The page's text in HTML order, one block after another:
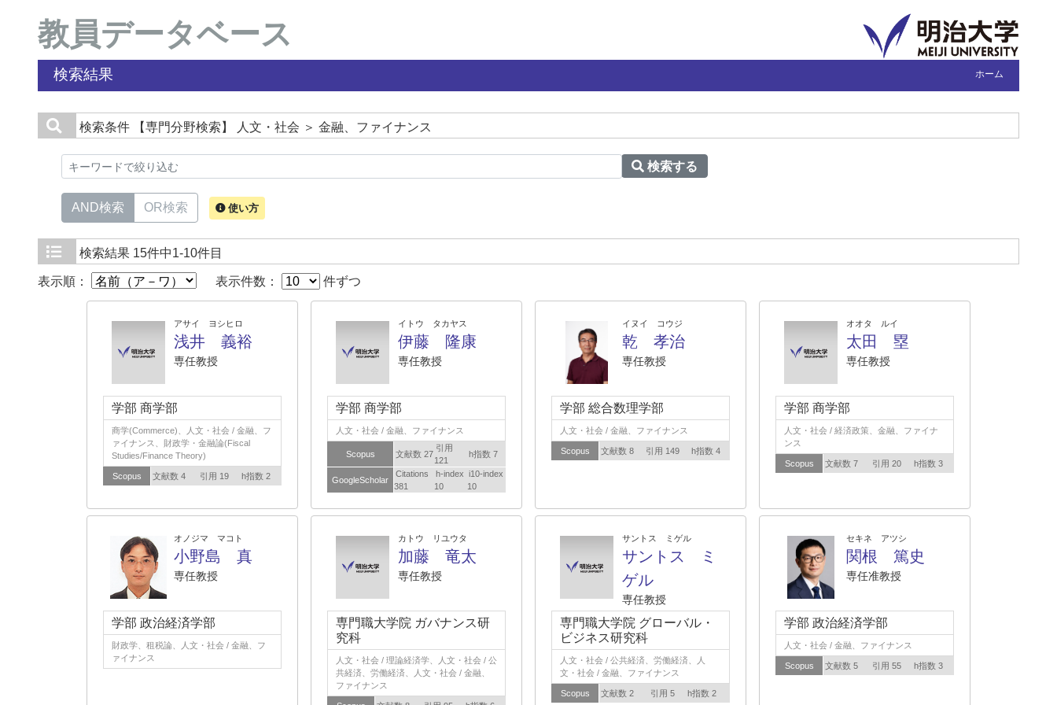
教員データベース
検索結果 ホーム
検索条件 【専門分野検索】 人文・社会 ＞ 金融、ファイナンス
検索する
AND検索 OR検索 使い方
検索結果 15件中1-10件目
表示順： 表示件数： 件ずつ
アサイ ヨシヒロ
浅井 義裕
専任教授
学部 商学部
商学(Commerce)、人文・社会 / 金融、フ
ァイナンス、財政学・金融論(Fiscal
Studies/Finance Theory)
Scopus 文献数 4 引用 19 h指数 2
イトウ タカヤス
伊藤 隆康
専任教授
学部 商学部
人文・社会 / 金融、ファイナンス
Scopus 文献数 27
引用
121
h指数 7
GoogleScholar
Citations
381
h-index
10
i10-index
10
イヌイ コウジ
乾 孝治
専任教授
学部 総合数理学部
人文・社会 / 金融、ファイナンス
Scopus 文献数 8 引用 149 h指数 4
オオタ ルイ
太田 塁
専任教授
学部 商学部
人文・社会 / 経済政策、金融、ファイナ
ンス
Scopus 文献数 7 引用 20 h指数 3
オノジマ マコト
小野島 真
専任教授
学部 政治経済学部
財政学、租税論、人文・社会 / 金融、フ
ァイナンス
カトウ リユウタ
加藤 竜太
専任教授
専門職大学院 ガバナンス研
究科
人文・社会 / 理論経済学、人文・社会 / 公
共経済、労働経済、人文・社会 / 金融、
ファイナンス
サントス ミゲル
サントス ミ
ゲル
専任教授
専門職大学院 グローバル・
ビジネス研究科
人文・社会 / 公共経済、労働経済、人
文・社会 / 金融、ファイナンス
Scopus 文献数 2 引用 5 h指数 2
セキネ アツシ
関根 篤史
専任准教授
学部 政治経済学部
人文・社会 / 金融、ファイナンス
Scopus 文献数 5 引用 55 h指数 3